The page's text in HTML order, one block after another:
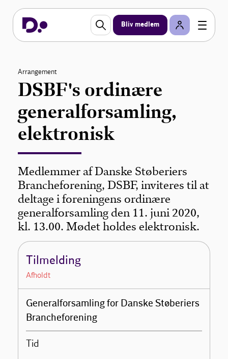
Bliv medlem
Arrangement
DSBF's ordinære
generalforsamling,
elektronisk
Medlemmer af Danske Støberiers
Brancheforening, DSBF, inviteres til at
deltage i foreningens ordinære
generalforsamling den 11. juni 2020,
kl. 13.00. Mødet holdes elektronisk.
Tilmelding
Afholdt
Generalforsamling for Danske Støberiers
Brancheforening
Tid